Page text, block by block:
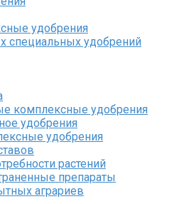
удобрения
специальных удобрений
комплексные удобрения
удобрения
удобрения
растений
препараты
аграриев